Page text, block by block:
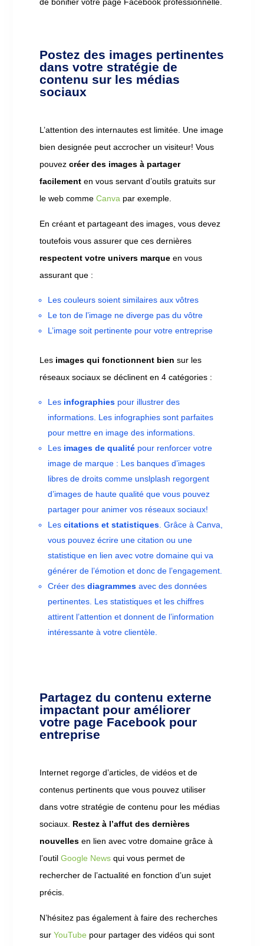
de bonifier votre page Facebook professionnelle.
Postez des images pertinentes
dans votre stratégie de
contenu sur les médias
sociaux
L’attention des internautes est limitée. Une image
bien designée peut accrocher un visiteur! Vous
pouvezcréer des images à partager
facilement en vous servant d’outils gratuits sur
le web commeCanva par exemple.
En créant et partageant des images, vous devez
toutefois vous assurer que ces dernières
respectent votre univers marque en vous
assurant que :
Les couleurs soient similaires aux vôtres
Le ton de l’image ne diverge pas du vôtre
L’image soit pertinente pour votre entreprise
Les images qui fonctionnent bien sur les
réseaux sociaux se déclinent en 4 catégories :
Les infographies pour illustrer des
informations. Les infographies sont parfaites
pour mettre en image des informations.
Les images de qualité pour renforcer votre
image de marque : Les banques d’images
libres de droits comme unslplash regorgent
d’images de haute qualité que vous pouvez
partager pour animer vos réseaux sociaux!
Lescitations et statistiques. Grâce à Canva,
vous pouvez écrire une citation ou une
statistique en lien avec votre domaine qui va
générer de l’émotion et donc de l’engagement.
Créer desdiagrammes avec des données
pertinentes. Les statistiques et les chiffres
attirent l’attention et donnent de l’information
intéressante à votre clientèle.
Partagez du contenu externe
impactant pour améliorer
votre page Facebook pour
entreprise
Internet regorge d’articles, de vidéos et de
contenus pertinents que vous pouvez utiliser
dans votre stratégie de contenu pour les médias
sociaux. Restez à l’affut des dernières
nouvelles en lien avec votre domaine grâce à
l’outilGoogle News qui vous permet de
rechercher de l’actualité en fonction d’un sujet
précis.
N’hésitez pas également à faire des recherches
surYouTube pour partager des vidéos qui sont